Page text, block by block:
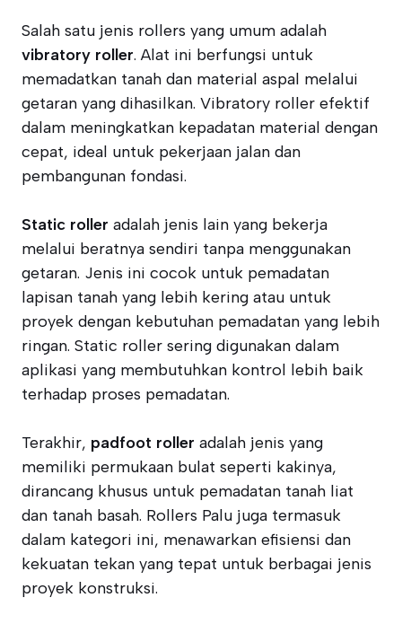
Salah satu jenis rollers yang umum adalah
vibratory roller. Alat ini berfungsi untuk
memadatkan tanah dan material aspal melalui
getaran yang dihasilkan. Vibratory roller efektif
dalam meningkatkan kepadatan material dengan
cepat, ideal untuk pekerjaan jalan dan
pembangunan fondasi.
Static roller adalah jenis lain yang bekerja
melalui beratnya sendiri tanpa menggunakan
getaran. Jenis ini cocok untuk pemadatan
lapisan tanah yang lebih kering atau untuk
proyek dengan kebutuhan pemadatan yang lebih
ringan. Static roller sering digunakan dalam
aplikasi yang membutuhkan kontrol lebih baik
terhadap proses pemadatan.
Terakhir, padfoot roller adalah jenis yang
memiliki permukaan bulat seperti kakinya,
dirancang khusus untuk pemadatan tanah liat
dan tanah basah. Rollers Palu juga termasuk
dalam kategori ini, menawarkan efisiensi dan
kekuatan tekan yang tepat untuk berbagai jenis
proyek konstruksi.